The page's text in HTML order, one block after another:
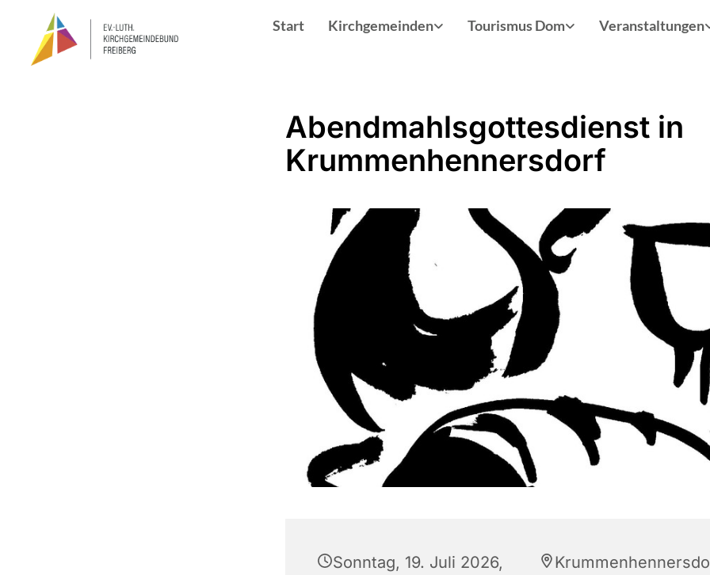
Start Kirchgemeinden Tourismus Dom Veranstaltungen
Abendmahlsgottesdienst in
Krummenhennersdorf
Sonntag, 19. Juli 2026,